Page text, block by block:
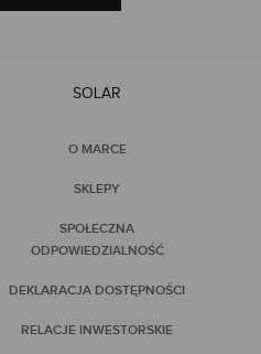
SOLAR
O MARCE
SKLEPY
SPOŁECZNA
ODPOWIEDZIALNOŚĆ
DEKLARACJA DOSTĘPNOŚCI
RELACJE INWESTORSKIE